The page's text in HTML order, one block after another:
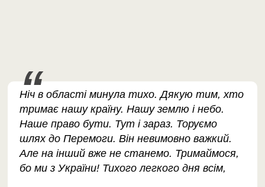
Ніч в області минула тихо. Дякую тим, хто
тримає нашу країну. Нашу землю і небо.
Наше право бути. Тут і зараз. Торуємо
шлях до Перемоги. Він невимовно важкий.
Але на інший вже не станемо. Тримаймося,
бо ми з України! Тихого легкого дня всім,